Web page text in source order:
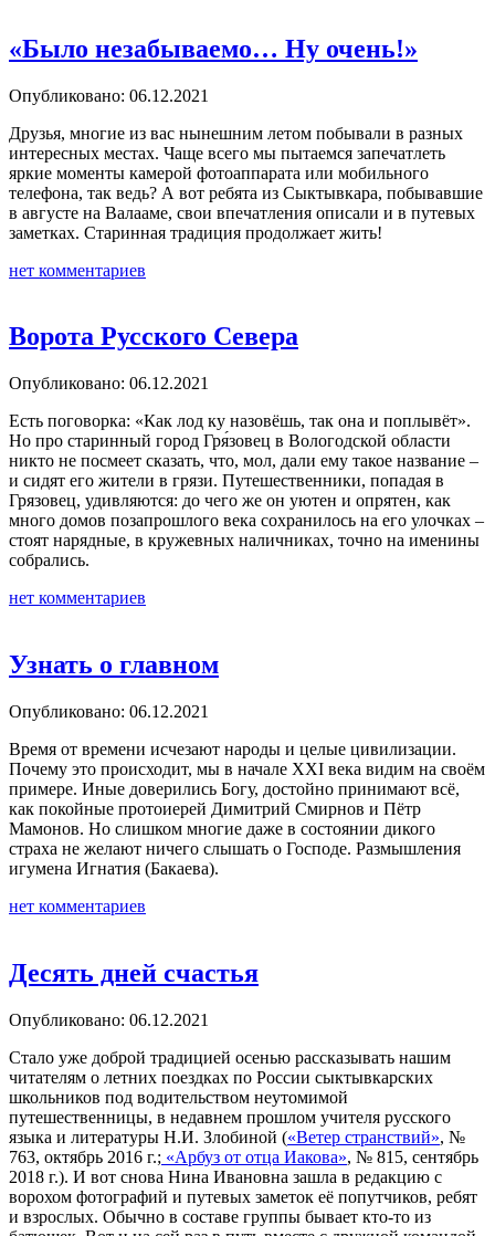
«Было незабываемо… Ну очень!»
Опубликовано: 06.12.2021
Друзья, многие из вас нынешним летом побывали в разных
интересных местах. Чаще всего мы пытаемся запечатлеть
яркие моменты камерой фотоаппарата или мобильного
телефона, так ведь? А вот ребята из Сыктывкара, побывавшие
в августе на Валааме, свои впечатления описали и в путевых
заметках. Старинная традиция продолжает жить!
нет комментариев
Ворота Русского Севера
Опубликовано: 06.12.2021
Есть поговорка: «Как лод ку назовёшь, так она и поплывёт».
Но про старинный город Гря́зовец в Вологодской области
никто не посмеет сказать, что, мол, дали ему такое название –
и сидят его жители в грязи. Путешественники, попадая в
Грязовец, удивляются: до чего же он уютен и опрятен, как
много домов позапрошлого века сохранилось на его улочках –
стоят нарядные, в кружевных наличниках, точно на именины
собрались.
нет комментариев
Узнать о главном
Опубликовано: 06.12.2021
Время от времени исчезают народы и целые цивилизации.
Почему это происходит, мы в начале XXI века видим на своём
примере. Иные доверились Богу, достойно принимают всё,
как покойные протоиерей Димитрий Смирнов и Пётр
Мамонов. Но слишком многие даже в состоянии дикого
страха не желают ничего слышать о Господе. Размышления
игумена Игнатия (Бакаева).
нет комментариев
Десять дней счастья
Опубликовано: 06.12.2021
Стало уже доброй традицией осенью рассказывать нашим
читателям о летних поездках по России сыктывкарских
школьников под водительством неутомимой
путешественницы, в недавнем прошлом учителя русского
языка и литературы Н.И. Злобиной («Ветер странствий», №
763, октябрь 2016 г.; «Арбуз от отца Иакова», № 815, сентябрь
2018 г.). И вот снова Нина Ивановна зашла в редакцию с
ворохом фотографий и путевых заметок её попутчиков, ребят
и взрослых. Обычно в составе группы бывает кто-то из